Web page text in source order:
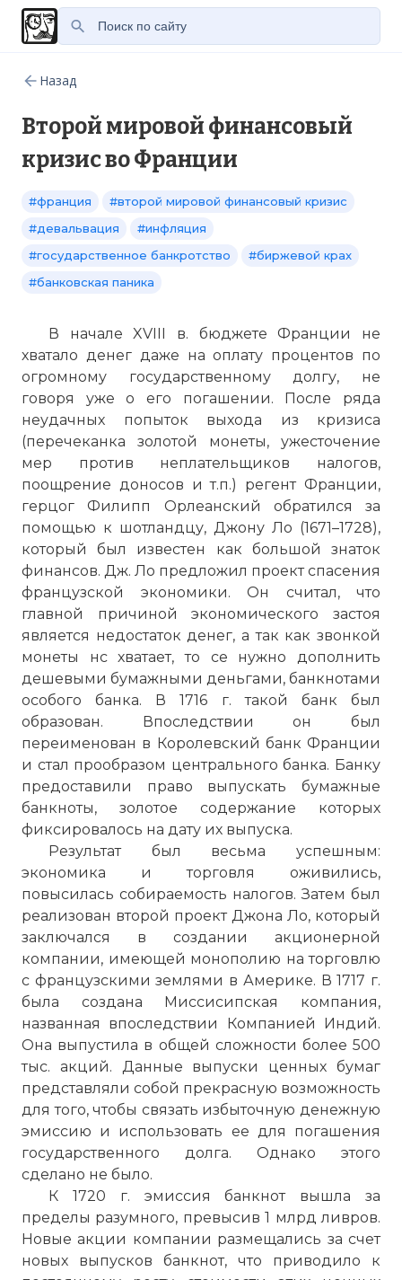
Назад
Второй мировой финансовый
кризис во Франции
#франция
#второй мировой финансовый кризис
#девальвация
#инфляция
#государственное банкротство
#биржевой крах
#банковская паника
В начале XVIII в. бюджете Франции не
хватало денег даже на оплату процентов по
огромному государственному долгу, не
говоря уже о его погашении. После ряда
неудачных попыток выхода из кризиса
(перечеканка золотой монеты, ужесточение
мер против неплательщиков налогов,
поощрение доносов и т.п.) регент Франции,
герцог Филипп Орлеанский обратился за
помощью к шотландцу, Джону Ло (1671–1728),
который был известен как большой знаток
финансов. Дж. Ло предложил проект спасения
французской экономики. Он считал, что
главной причиной экономического застоя
является недостаток денег, а так как звонкой
монеты нс хватает, то се нужно дополнить
дешевыми бумажными деньгами, банкнотами
особого банка. В 1716 г. такой банк был
образован. Впоследствии он был
переименован в Королевский банк Франции
и стал прообразом центрального банка. Банку
предоставили право выпускать бумажные
банкноты, золотое содержание которых
фиксировалось на дату их выпуска.
Результат был весьма успешным:
экономика и торговля оживились,
повысилась собираемость налогов. Затем был
реализован второй проект Джона Ло, который
заключался в создании акционерной
компании, имеющей монополию на торговлю
с французскими землями в Америке. В 1717 г.
была создана Миссисипская компания,
названная впоследствии Компанией Индий.
Она выпустила в общей сложности более 500
тыс. акций. Данные выпуски ценных бумаг
представляли собой прекрасную возможность
для того, чтобы связать избыточную денежную
эмиссию и использовать ее для погашения
государственного долга. Однако этого
сделано не было.
К 1720 г. эмиссия банкнот вышла за
пределы разумного, превысив 1 млрд ливров.
Новые акции компании размещались за счет
новых выпусков банкнот, что приводило к